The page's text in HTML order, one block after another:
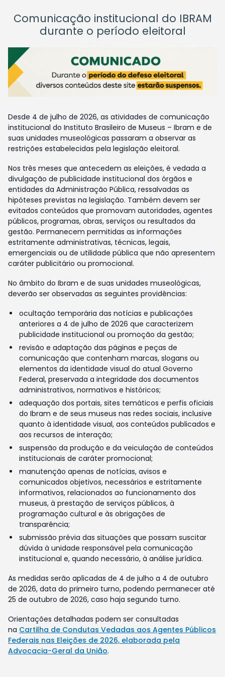
Comunicação institucional do IBRAM
durante o período eleitoral
Desde 4 de julho de 2026, as atividades de comunicação
institucional do Instituto Brasileiro de Museus – Ibram e de
suas unidades museológicas passaram a observar as
restrições estabelecidas pela legislação eleitoral.
Nos três meses que antecedem as eleições, é vedada a
divulgação de publicidade institucional dos órgãos e
entidades da Administração Pública, ressalvadas as
hipóteses previstas na legislação. Também devem ser
evitados conteúdos que promovam autoridades, agentes
públicos, programas, obras, serviços ou resultados da
gestão. Permanecem permitidas as informações
estritamente administrativas, técnicas, legais,
emergenciais ou de utilidade pública que não apresentem
caráter publicitário ou promocional.
No âmbito do Ibram e de suas unidades museológicas,
deverão ser observadas as seguintes providências:
ocultação temporária das notícias e publicações
anteriores a 4 de julho de 2026 que caracterizem
publicidade institucional ou promoção da gestão;
revisão e adaptação das páginas e peças de
comunicação que contenham marcas, slogans ou
elementos da identidade visual do atual Governo
Federal, preservada a integridade dos documentos
administrativos, normativos e históricos;
adequação dos portais, sites temáticos e perfis oficiais
do Ibram e de seus museus nas redes sociais, inclusive
quanto à identidade visual, aos conteúdos publicados e
aos recursos de interação;
suspensão da produção e da veiculação de conteúdos
institucionais de caráter promocional;
manutenção apenas de notícias, avisos e
comunicados objetivos, necessários e estritamente
informativos, relacionados ao funcionamento dos
museus, à prestação de serviços públicos, à
programação cultural e às obrigações de
transparência;
submissão prévia das situações que possam suscitar
dúvida à unidade responsável pela comunicação
institucional e, quando necessário, à análise jurídica.
As medidas serão aplicadas de 4 de julho a 4 de outubro
de 2026, data do primeiro turno, podendo permanecer até
25 de outubro de 2026, caso haja segundo turno.
Orientações detalhadas podem ser consultadas
na Cartilha de Condutas Vedadas aos Agentes Públicos
Federais nas Eleições de 2026, elaborada pela
Advocacia-Geral da União.